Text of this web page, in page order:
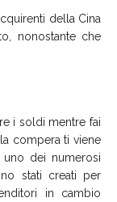
della Cina
nonostante che
i soldi mentre fai
compera ti viene
dei numerosi
stati creati per
in cambio